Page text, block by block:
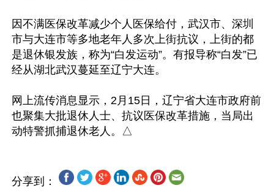
因不满医保改革减少个人医保给付，武汉市、深圳
市与大连市等多地老年人多次上街抗议，上街的都
是退休银发族，称为“白发运动”。有报导称“白发”已
经从湖北武汉蔓延至辽宁大连。
网上流传消息显示，2月15日，辽宁省大连市政府前
也聚集大批退休人士、抗议医保改革措施，当局出
分享到：